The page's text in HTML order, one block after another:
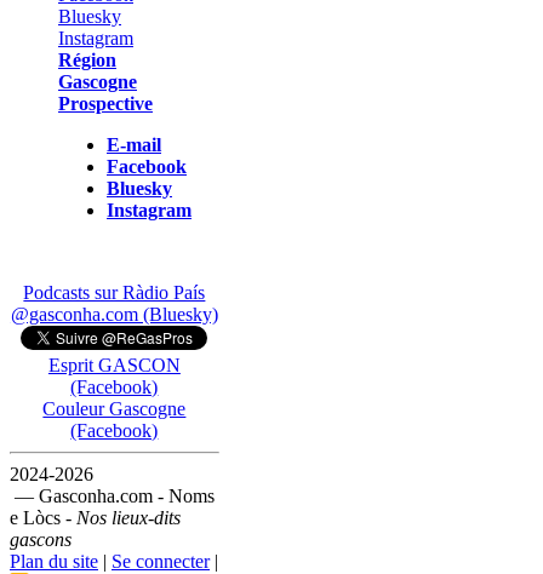
Région
Gascogne
Prospective
E-mail
Facebook
Bluesky
Instagram
Podcasts sur Ràdio País
@gasconha.com (Bluesky)
Esprit GASCON
(Facebook)
Couleur Gascogne
(Facebook)
2024-2026
— Gasconha.com - Noms
e Lòcs - Nos lieux-dits
gascons
Plan du site
Se connecter|